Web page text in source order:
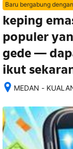
Baru bergabung
keping
populer
gede —
ikut
MEDAN -
memesan,
semua
rincian
akomodasi